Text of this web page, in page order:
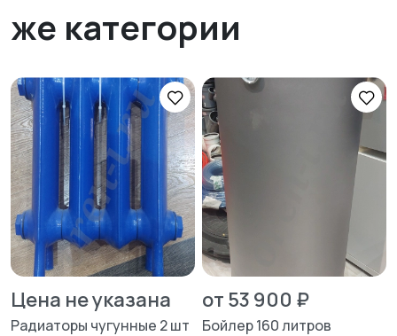
же категории
Цена не указана
Радиаторы чугунные 2 шт
от 53 900 ₽
Бойлер 160 литров